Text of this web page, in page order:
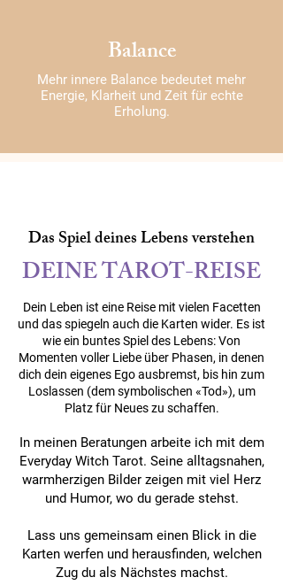
Balance
Mehr innere Balance bedeutet mehr
Energie, Klarheit und Zeit für echte
Erholung.
Das Spiel deines Lebens verstehen
DEINE TAROT-REISE
Dein Leben ist eine Reise mit vielen Facetten
und das spiegeln auch die Karten wider. Es ist
wie ein buntes Spiel des Lebens: Von
Momenten voller Liebe über Phasen, in denen
dich dein eigenes Ego ausbremst, bis hin zum
Loslassen (dem symbolischen «Tod»), um
Platz für Neues zu schaffen.
In meinen Beratungen arbeite ich mit dem
Everyday Witch Tarot. Seine alltagsnahen,
warmherzigen Bilder zeigen mit viel Herz
und Humor, wo du gerade stehst.
Lass uns gemeinsam einen Blick in die
Karten werfen und herausfinden, welchen
Zug du als Nächstes machst.